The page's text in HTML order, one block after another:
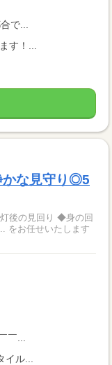
で...
す！...
かな見守り◎5
後の見回り ◆身の回
...
ル...